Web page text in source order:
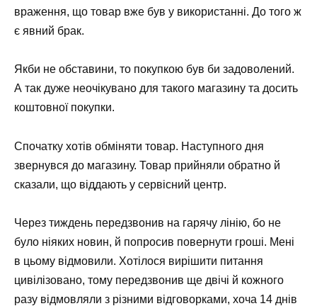
враження, що товар вже був у використанні. До того ж
є явний брак.
Якби не обставини, то покупкою був би задоволений.
А так дуже неочікувано для такого магазину та досить
коштовної покупки.
Спочатку хотів обміняти товар. Наступного дня
звернувся до магазину. Товар прийняли обратно й
сказали, що віддають у сервісний центр.
Через тиждень передзвонив на гарячу лінію, бо не
було ніяких новин, й попросив повернути гроші. Мені
в цьому відмовили. Хотілося вирішити питання
цивілізовано, тому передзвонив ще двічі й кожного
разу відмовляли з різними відговорками, хоча 14 днів